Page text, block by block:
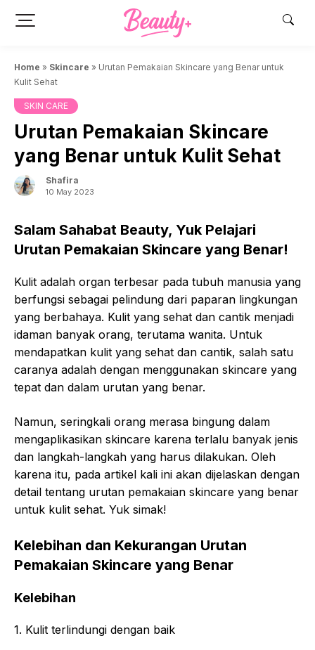
Home » Skincare » Urutan Pemakaian Skincare yang Benar untuk
Kulit Sehat
SKIN CARE
Urutan Pemakaian Skincare
yang Benar untuk Kulit Sehat
Shafira
10 May 2023
Salam Sahabat Beauty, Yuk Pelajari
Urutan Pemakaian Skincare yang Benar!
Kulit adalah organ terbesar pada tubuh manusia yang
berfungsi sebagai pelindung dari paparan lingkungan
yang berbahaya. Kulit yang sehat dan cantik menjadi
idaman banyak orang, terutama wanita. Untuk
mendapatkan kulit yang sehat dan cantik, salah satu
caranya adalah dengan menggunakan skincare yang
tepat dan dalam urutan yang benar.
Namun, seringkali orang merasa bingung dalam
mengaplikasikan skincare karena terlalu banyak jenis
dan langkah-langkah yang harus dilakukan. Oleh
karena itu, pada artikel kali ini akan dijelaskan dengan
detail tentang urutan pemakaian skincare yang benar
untuk kulit sehat. Yuk simak!
Kelebihan dan Kekurangan Urutan
Pemakaian Skincare yang Benar
Kelebihan
1. Kulit terlindungi dengan baik